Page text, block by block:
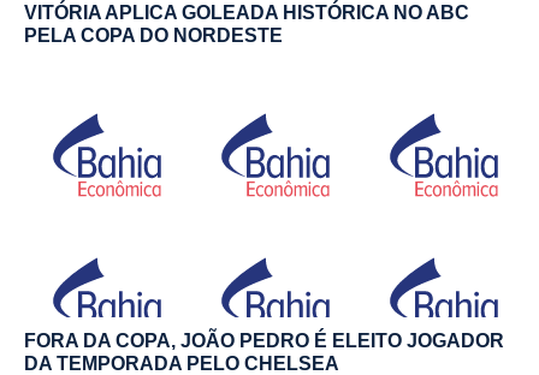
VITÓRIA APLICA GOLEADA HISTÓRICA NO ABC
PELA COPA DO NORDESTE
FORA DA COPA, JOÃO PEDRO É ELEITO JOGADOR
DA TEMPORADA PELO CHELSEA